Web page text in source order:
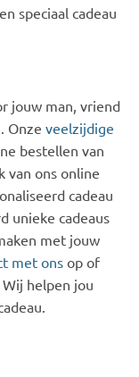
speciaal cadeau
jouw man, vriend
Onze veelzijdige
bestellen van
van ons online
cadeau
unieke cadeaus
met jouw
met ons op of
. Wij helpen jou